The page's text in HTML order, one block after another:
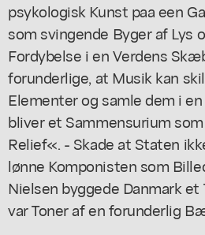
psykologisk Kunst paa een
som svingende Byger af Lys
Fordybelse i en Verdens
forunderlige, at Musik kan
Elementer og samle dem i
bliver et Sammensurium
Relief«. - Skade at Staten
lønne Komponisten som
Nielsen byggede Danmark et
var Toner af en forunderlig